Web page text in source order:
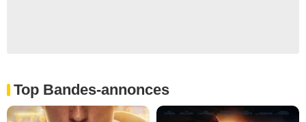
Top Bandes-annonces